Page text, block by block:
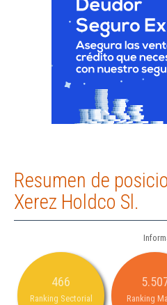
Resumen de
Xerez Holdco Sl.
466
Ranking Sectorial Ranking